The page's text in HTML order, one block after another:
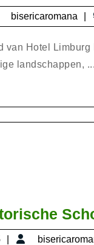
bisericaromana
van Hotel
landschappen, ...
18